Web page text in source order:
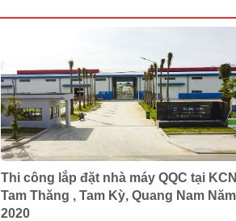
Thi công lắp đặt nhà máy QQC tại KCN
Tam Thăng , Tam Kỳ, Quang Nam Năm
2020